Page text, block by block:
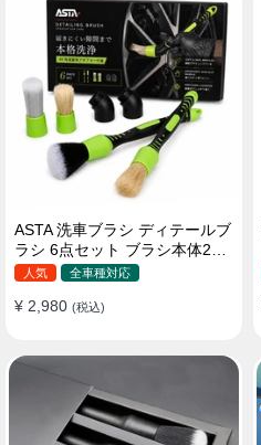
ASTA 洗車ブラシ ディテールブ
ラシ 6点セット ブラシ本体2本
替えヘッド2個 アダプター2個
ド
人気 全車種対応
¥ 2,980 (税込)